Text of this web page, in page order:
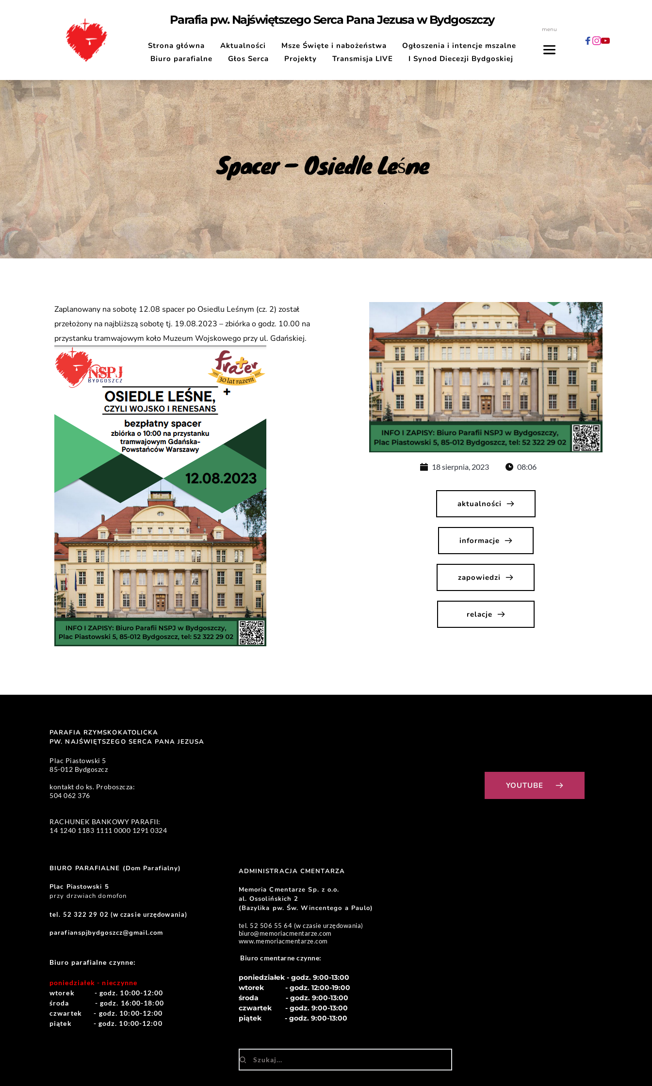
Parafia pw. Najświętszego Serca Pana Jezusa w Bydgoszczy
Strona główna Aktualności Msze Święte i nabożeństwa
Ogłoszenia i intencje mszalne
Biuro parafialne
Głos Serca Projekty Transmisja LIVE I Synod Diecezji Bydgoskiej
menu
Spacer – Osiedle Leśne
Zaplanowany na sobotę 12.08 spacer po Osiedlu Leśnym (cz. 2) został
przełożony na najbliższą sobotę tj. 19.08.2023 – zbiórka o godz. 10.00 na
przystanku tramwajowym koło Muzeum Wojskowego przy ul. Gdańskiej.
18 sierpnia, 2023 08:06
aktualności
informacje
zapowiedzi
relacje
PARAFIA RZYMSKOKATOLICKA
PW. NAJŚWIĘTSZEGO SERCA PANA JEZUSA
Plac Piastowski 5
85-012 Bydgoszcz
kontakt do ks. Proboszcza:
504 062 376
RACHUNEK BANKOWY PARAFII:
14 1240 1183 1111 0000 1291 0324
BIURO PARAFIALNE (Dom Parafialny)
Plac Piastowski 5
przy drzwiach domofon
tel. 52 322 29 02 (w czasie urzędowania)
parafianspjbydgoszcz@gmail.com
Biuro parafialne czynne:
poniedziałek - nieczynne
wtorek          - godz. 10:00-12:00
środa             - godz. 16:00-18:00
czwartek      - godz. 10:00-12:00
piątek           - godz. 10:00-12:00
ADMINISTRACJA CMENTARZA
Memoria Cmentarze Sp. z o.o.
al. Ossolińskich 2
(Bazylika pw. Św. Wincentego a Paulo)
tel. 52 506 55 64 (w czasie urzędowania)
biuro@memoriacmentarze.com
www.memoriacmentarze.com
Biuro cmentarne czynne:
poniedziałek - godz. 9:00-13:00
wtorek           - godz. 12:00-19:00
środa              - godz. 9:00-13:00
czwartek       - godz. 9:00-13:00
piątek            - godz. 9:00-13:00
YOUTUBE